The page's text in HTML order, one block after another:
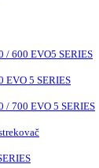
/ 600 EVO5 SERIES
EVO 5 SERIES
/ 700 EVO 5 SERIES